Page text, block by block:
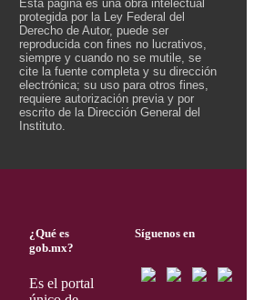
Esta página es una obra intelectual
protegida por la Ley Federal del
Derecho de Autor, puede ser
reproducida con fines no lucrativos,
siempre y cuando no se mutile, se
cite la fuente completa y su dirección
electrónica; su uso para otros fines,
requiere autorización previa y por
escrito de la Dirección General del
Instituto.
¿Qué es
gob.mx?
Es el portal
Síguenos en